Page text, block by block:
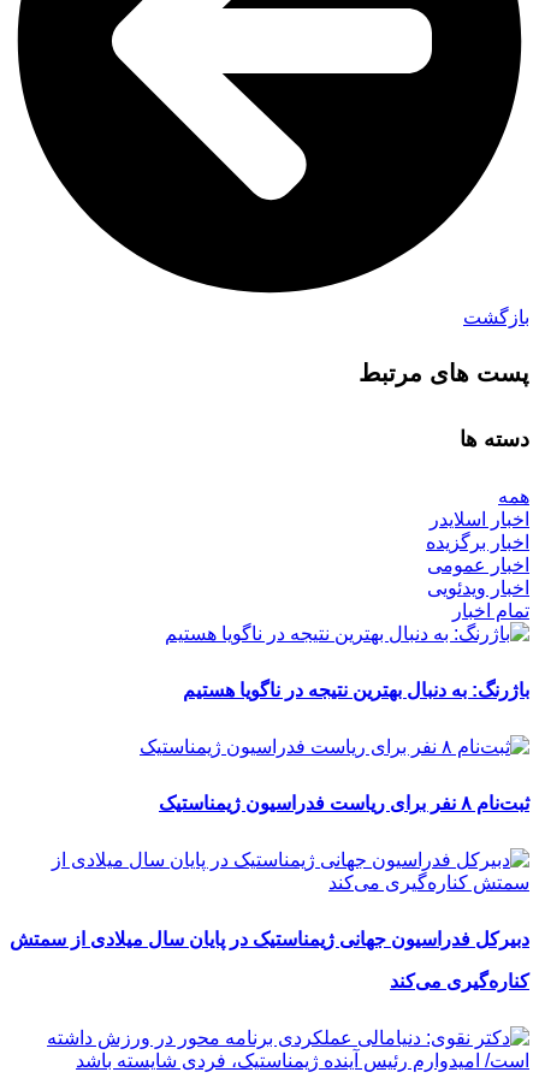
بازگشت
پست های مرتبط
دسته ها
همه
اخبار اسلایدر
اخبار برگزیده
اخبار عمومی
اخبار ویدئویی
تمام اخبار
باژرنگ: به دنبال بهترین نتیجه در ناگویا هستیم
ثبت‌نام ۸ نفر برای ریاست فدراسیون ژیمناستیک
دبیرکل فدراسیون جهانی ژیمناستیک در پایان سال میلادی از سمتش
کناره‌گیری می‌کند